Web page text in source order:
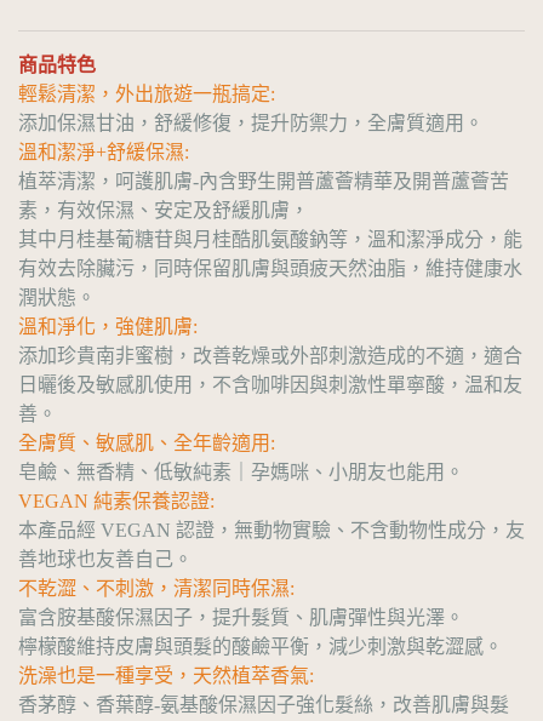
商品特色
輕鬆清潔，外出旅遊一瓶搞定:
添加保濕甘油，舒緩修復，提升防禦力，全膚質適用。
溫和潔淨+舒緩保濕:
植萃清潔，呵護肌膚-內含野生開普蘆薈精華及開普蘆薈苦
素，有效保濕、安定及舒緩肌膚，
其中月桂基葡糖苷與月桂酷肌氨酸鈉等，溫和潔淨成分，能
有效去除臟污，同時保留肌膚與頭疲天然油脂，維持健康水
潤狀態。
溫和淨化，強健肌膚:
添加珍貴南非蜜樹，改善乾燥或外部刺激造成的不適，適合
日曬後及敏感肌使用，不含咖啡因與刺激性單寧酸，温和友
善。
全膚質、敏感肌、全年齡適用:
皂鹼、無香精、低敏純素｜孕媽咪、小朋友也能用。
VEGAN 純素保養認證:
本產品經 VEGAN 認證，無動物實驗、不含動物性成分，友
善地球也友善自己。
不乾澀、不刺激，清潔同時保濕:
富含胺基酸保濕因子，提升髮質、肌膚彈性與光澤。
檸檬酸維持皮膚與頭髮的酸鹼平衡，減少刺激與乾澀感。
洗澡也是一種享受，天然植萃香氣:
香茅醇、香葉醇-氨基酸保濕因子強化髮絲，改善肌膚與髮